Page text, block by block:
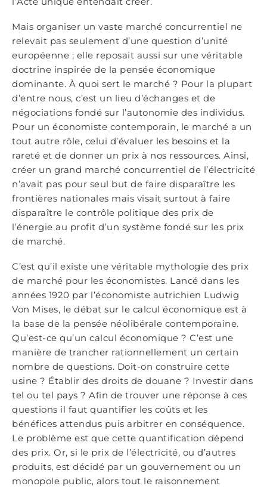
Mais organiser un vaste marché concurrentiel ne
relevait pas seulement d’une question d’unité
européenne ; elle reposait aussi sur une véritable
doctrine inspirée de la pensée économique
dominante. À quoi sert le marché ? Pour la plupart
d’entre nous, c’est un lieu d’échanges et de
négociations fondé sur l’autonomie des individus.
Pour un économiste contemporain, le marché a un
tout autre rôle, celui d’évaluer les besoins et la
rareté et de donner un prix à nos ressources. Ainsi,
créer un grand marché concurrentiel de l’électricité
n’avait pas pour seul but de faire disparaître les
frontières nationales mais visait surtout à faire
disparaître le contrôle politique des prix de
l’énergie au profit d’un système fondé sur les prix
de marché.
C’est qu’il existe une véritable mythologie des prix
de marché pour les économistes. Lancé dans les
années 1920 par l’économiste autrichien Ludwig
Von Mises, le débat sur le calcul économique est à
la base de la pensée néolibérale contemporaine.
Qu’est-ce qu’un calcul économique ? C’est une
manière de trancher rationnellement un certain
nombre de questions. Doit-on construire cette
usine ? Établir des droits de douane ? Investir dans
tel ou tel pays ? Afin de trouver une réponse à ces
questions il faut quantifier les coûts et les
bénéfices attendus puis arbitrer en conséquence.
Le problème est que cette quantification dépend
des prix. Or, si le prix de l’électricité, ou d’autres
produits, est décidé par un gouvernement ou un
monopole public, alors tout le raisonnement